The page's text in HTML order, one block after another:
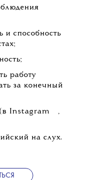
и способность
работу
за конечный
Instagram
,
на слух.